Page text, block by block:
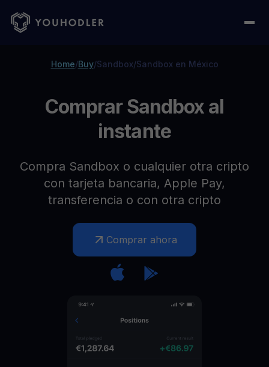
Home/Buy/Sandbox/Sandbox en México
Comprar Sandbox al
instante
Compra Sandbox o cualquier otra cripto
con tarjeta bancaria, Apple Pay,
transferencia o con otra cripto
Comprar ahora